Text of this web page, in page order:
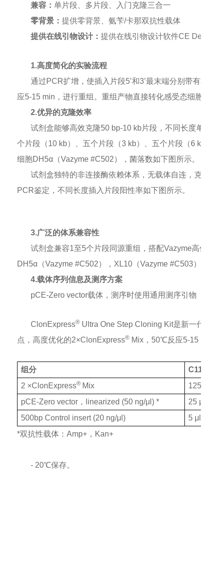
兼容： 单片段、多片段、入门克隆三合一
零背景： 提供零背景、氨苄/卡那双抗性载体
提供在线引物设计： 提供在线引物设计软件CE Design
1.高度简化的实验流程
通过PCR扩增，使插入片段5’和3’最末端分别带有和
应5-15 min，进行重组。重组产物直接转化感受态细胞，
2.优异的克隆效率
试剂盒能够高效克隆50 bp-10 kb片段，不同长度单片
个片段（10 kb）、五个片段（3 kb）、五个片段（6 kb
细胞DH5α（Vazyme #C502），菌落数如下图所示。
试剂盒独特的非连接酶依赖体系，无载体自连，克隆
PCR鉴定，不同长度插入片段阳性率如下图所示。
3.广泛的体系兼容性
试剂盒兼容1至5个片段同源重组，搭配Vazyme高保
DH5α（Vazyme #C502），XL10（Vazyme #C503），
4.载体序列信息及测序方案
pCE-Zero vector载体，测序时使用通用测序引物（
ClonExpress® Ultra One Step Cloning Kit是新一代的
点，高度优化的2×ClonExpress® Mix，50℃反应5-15 min
组分
C115-
2 ×ClonExpress® Mix
125 μl
pCE-Zero vector，linearized (50 ng/μl) *
25 μl
500bp Control insert (20 ng/μl)
5 μl
*双抗性载体：Amp+，Kan+
- 20℃保存。